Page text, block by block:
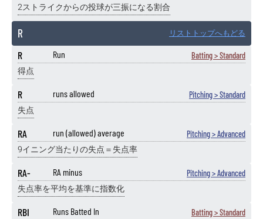
2ストライクからの投球が三振になる割合
R リストトップへもどる
R Run Batting > Standard
得点
R runs allowed Pitching > Standard
失点
RA run (allowed) average Pitching > Advanced
9イニング当たりの失点＝失点率
RA- RA minus Pitching > Advanced
失点率を平均を基準に指数化
RBI Runs Batted In Batting > Standard